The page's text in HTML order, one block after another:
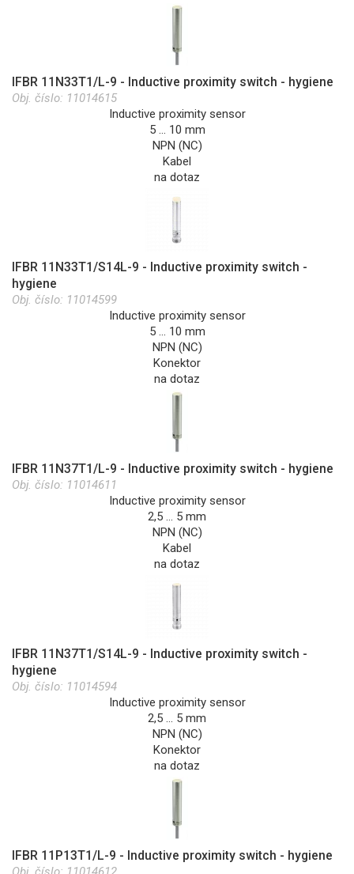
IFBR 11N33T1/L-9 - Inductive proximity switch - hygiene
Obj. číslo: 11014615
Inductive proximity sensor
5 … 10 mm
NPN (NC)
Kabel
na dotaz
IFBR 11N33T1/S14L-9 - Inductive proximity switch -
hygiene
Obj. číslo: 11014599
Inductive proximity sensor
5 … 10 mm
NPN (NC)
Konektor
na dotaz
IFBR 11N37T1/L-9 - Inductive proximity switch - hygiene
Obj. číslo: 11014611
Inductive proximity sensor
2,5 … 5 mm
NPN (NC)
Kabel
na dotaz
IFBR 11N37T1/S14L-9 - Inductive proximity switch -
hygiene
Obj. číslo: 11014594
Inductive proximity sensor
2,5 … 5 mm
NPN (NC)
Konektor
na dotaz
IFBR 11P13T1/L-9 - Inductive proximity switch - hygiene